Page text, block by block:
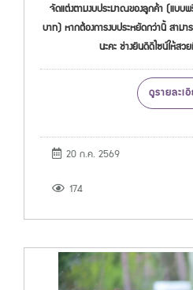
จัดแต่งตามงบประมาณของลูกค้า (แบบ
บาท) หากต้องการงบประหยัดกว่านี้ สาม
นะคะ ช่างยินดีดีไซน์ให้สว
ดูรายละเ
20 ก.ค. 2569
174